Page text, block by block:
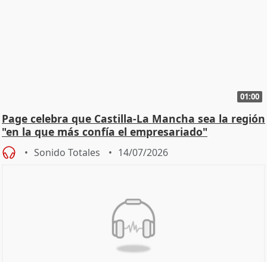
01:00
Page celebra que Castilla-La Mancha sea la región
"en la que más confía el empresariado"
Sonido Totales 14/07/2026